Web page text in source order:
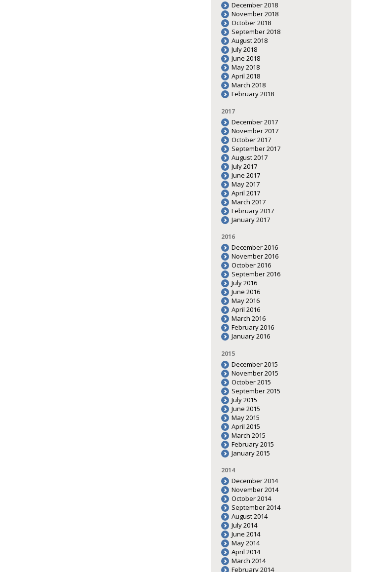
December 2018
November 2018
October 2018
September 2018
August 2018
July 2018
June 2018
May 2018
April 2018
March 2018
February 2018
2017
December 2017
November 2017
October 2017
September 2017
August 2017
July 2017
June 2017
May 2017
April 2017
March 2017
February 2017
January 2017
2016
December 2016
November 2016
October 2016
September 2016
July 2016
June 2016
May 2016
April 2016
March 2016
February 2016
January 2016
2015
December 2015
November 2015
October 2015
September 2015
July 2015
June 2015
May 2015
April 2015
March 2015
February 2015
January 2015
2014
December 2014
November 2014
October 2014
September 2014
August 2014
July 2014
June 2014
May 2014
April 2014
March 2014
February 2014